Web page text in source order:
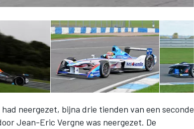
neergezet, bijna drie tienden van een seconde
Jean-Eric Vergne was neergezet. De